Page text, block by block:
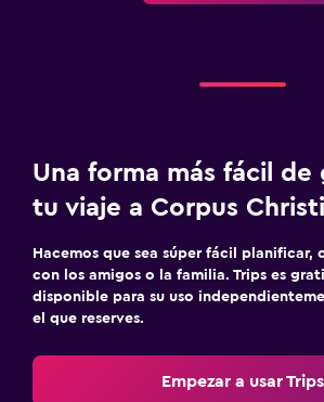
Una forma más fácil de
tu viaje a Corpus Christi
Hacemos que sea súper fácil planificar,
con los amigos o la familia. Trips es
disponible para su uso
el que reserves.
Empezar a usar Trips